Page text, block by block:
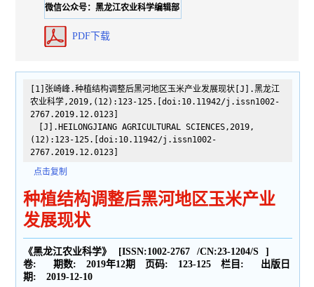
微信公众号：黑龙江农业科学编辑部
PDF下载
[1]张崎峰.种植结构调整后黑河地区玉米产业发展现状[J].黑龙江
农业科学,2019,(12):123-125.[doi:10.11942/j.issn1002-
2767.2019.12.0123]
[J].HEILONGJIANG AGRICULTURAL SCIENCES,2019,
(12):123-125.[doi:10.11942/j.issn1002-
2767.2019.12.0123]
点击复制
种植结构调整后黑河地区玉米产业
发展现状
《黑龙江农业科学》 [ISSN:1002-2767 /CN:23-1204/S
]
卷:
期数: 2019年12期 页码: 123-125 栏目:
出版日
期:
2019-12-10